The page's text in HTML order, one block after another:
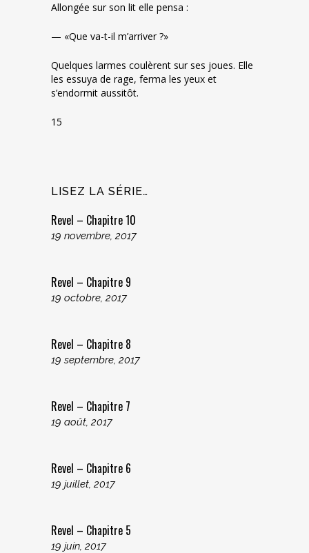
Allongée sur son lit elle pensa :
— «Que va-t-il m’arriver ?»
Quelques larmes coulèrent sur ses joues. Elle
les essuya de rage, ferma les yeux et
s’endormit aussitôt.
15
LISEZ LA SÉRIE…
Revel – Chapitre 10
19 novembre, 2017
Revel – Chapitre 9
19 octobre, 2017
Revel – Chapitre 8
19 septembre, 2017
Revel – Chapitre 7
19 août, 2017
Revel – Chapitre 6
19 juillet, 2017
Revel – Chapitre 5
19 juin, 2017